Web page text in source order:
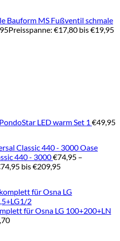
MS Fußventil schmale
Preisspanne: €17,80 bis €19,95
LED warm Set 1 €49,95
Oase
440 - 3000€74,95 –
bis €209,95
für Osna LG 100+200+LN